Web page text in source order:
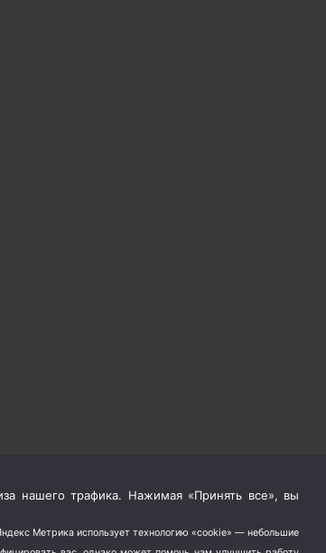
нашего трафика. Нажимая «Принять все», вы
Метрика использует технологию «cookie» — небольшие